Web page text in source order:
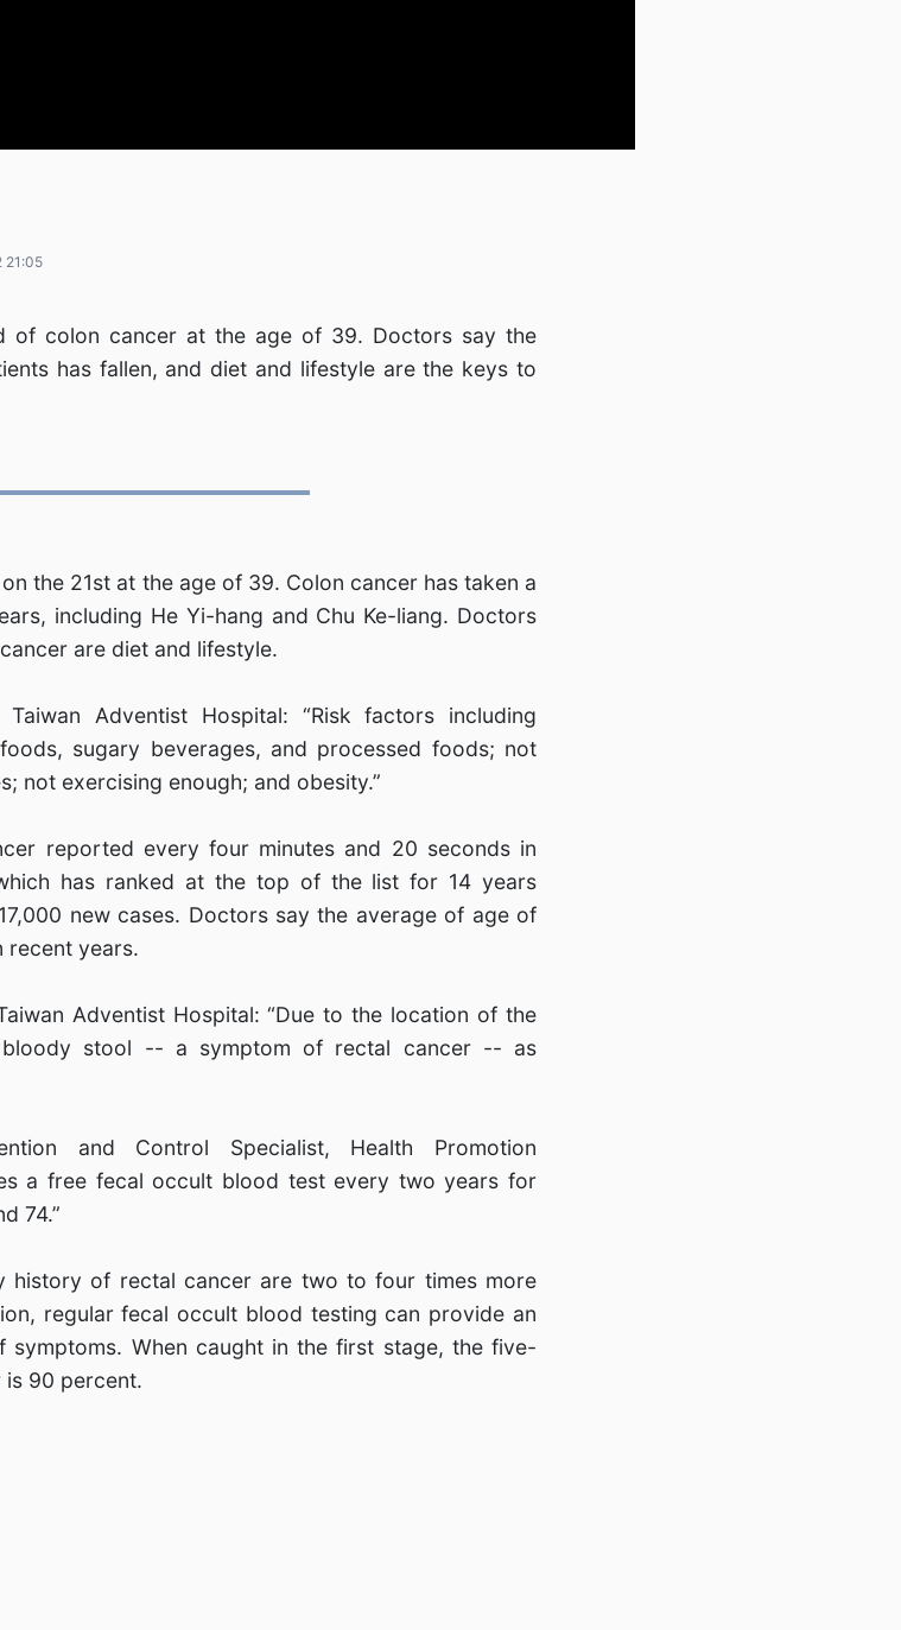
21:05
of colon cancer at the age of 39. Doctors say the
has fallen, and diet and lifestyle are the keys to
the 21st at the age of 39. Colon cancer has taken a
including He Yi-hang and Chu Ke-liang. Doctors
are diet and lifestyle.
Adventist Hospital: “Risk factors including
sugary beverages, and processed foods; not
not exercising enough; and obesity.”
reported every four minutes and 20 seconds in
has ranked at the top of the list for 14 years
new cases. Doctors say the average of age of
recent years.
Adventist Hospital: “Due to the location of the
stool -- a symptom of rectal cancer -- as
and Control Specialist, Health Promotion
a free fecal occult blood test every two years for
74.”
history of rectal cancer are two to four times more
regular fecal occult blood testing can provide an
symptoms. When caught in the first stage, the five-
90 percent.